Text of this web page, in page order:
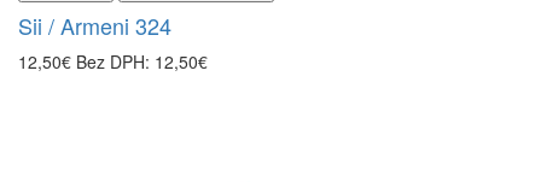
Sii / Armeni 324
12,50€ Bez DPH: 12,50€